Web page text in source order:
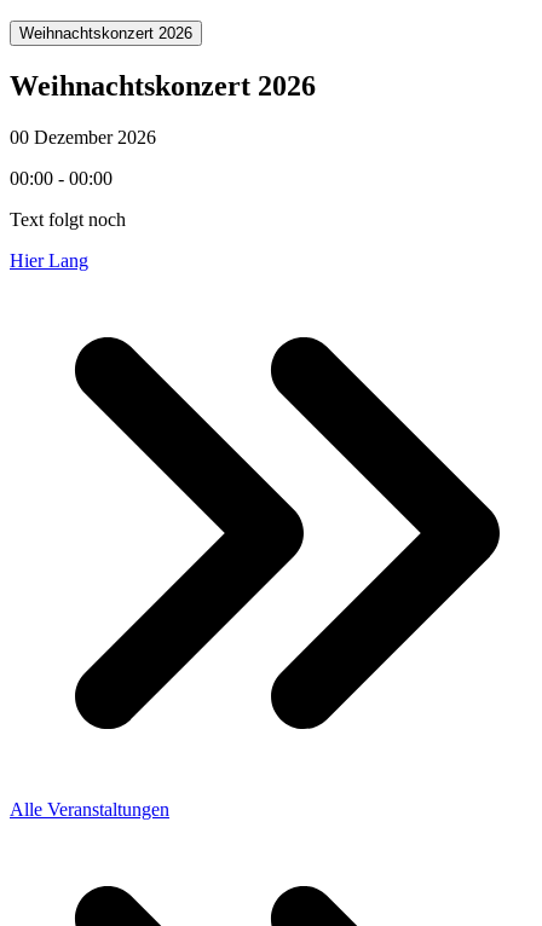
Weihnachtskonzert 2026
Weihnachtskonzert 2026
00 Dezember 2026
00:00 - 00:00
Text folgt noch
Hier Lang
Alle Veranstaltungen